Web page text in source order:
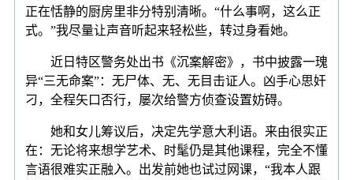
正在恬静的厨房里非分特别清晰。“什么事啊，这么正
式。”我尽量让声音听起来轻松些，转过身看她。
近日特区警务处出书《沉案解密》，书中披露一瑰
异“三无命案”：无尸体、无、无目击证人。凶手心思奸
刁，全程矢口否行，屡次给警方侦查设置妨碍。
她和女儿筹议后，决定先学意大利语。来由很实正
在：无论将来想学艺术、时髦仍是其他课程，完全不懂
言语很难实正融入。出发前她也试过网课，“我本人跟